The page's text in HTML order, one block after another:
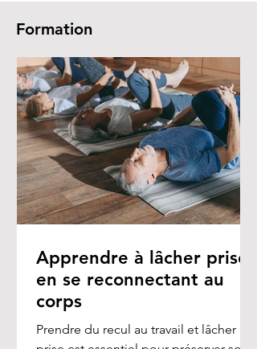
Formation
Apprendre à lâcher prise
en se reconnectant au
corps
Prendre du recul au travail et lâcher